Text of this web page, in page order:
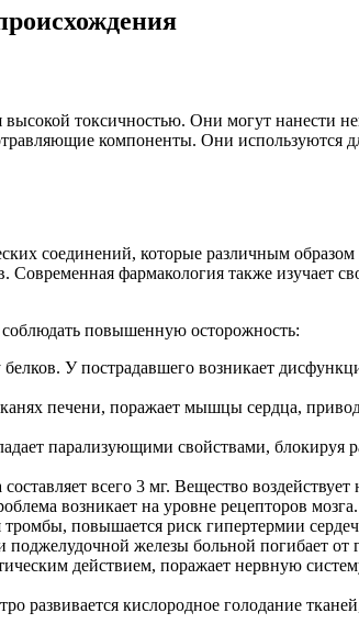
токсичностью. Они могут нанести
компоненты. Они используются
соединений, которые различным
фармакология также изучает
повышенную осторожность:
У пострадавшего возникает
печени, поражает мышцы сердца,
парализующими свойствами,
всего 3 мг. Вещество
возникает на уровне рецепторов мозга.
повышается риск гипертермии
железы больной погибает от
действием, поражает нервную
развивается кислородное голодание